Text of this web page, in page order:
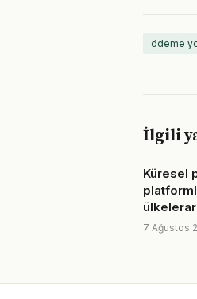
ödeme
İlgili
Küresel
7 Ağustos